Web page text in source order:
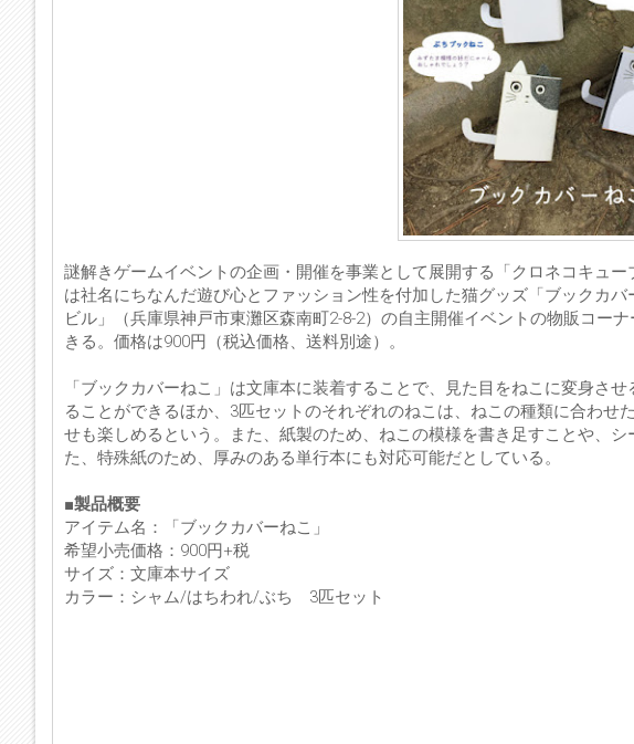
謎解きゲームイベントの企画・開催を事業として展開する「クロネコキュ
は社名にちなんだ遊び心とファッション性を付加した猫グッズ「ブックカ
ビル」（兵庫県神戸市東灘区森南町2-8-2）の自主開催イベントの物販コー
きる。価格は900円（税込価格、送料別途）。
「ブックカバーねこ」は文庫本に装着することで、見た目をねこに変身さ
ることができるほか、3匹セットのそれぞれのねこは、ねこの種類に合わせ
せも楽しめるという。また、紙製のため、ねこの模様を書き足すことや、
た、特殊紙のため、厚みのある単行本にも対応可能だとしている。
■製品概要
アイテム名：「ブックカバーねこ」
希望小売価格：900円+税
サイズ：文庫本サイズ
カラー：シャム/はちわれ/ぶち 3匹セット